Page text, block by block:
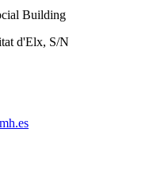
Building
d'Elx, S/N